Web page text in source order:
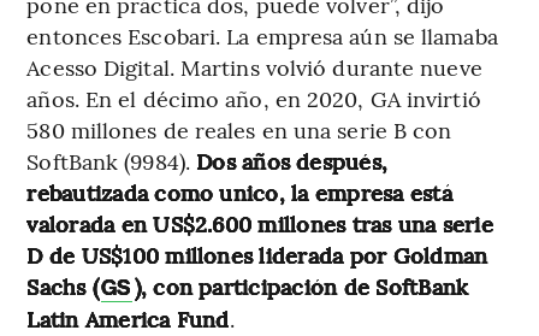
entonces Escobari. La empresa aún se llamaba
Acesso Digital. Martins volvió durante nueve
años. En el décimo año, en 2020, GA invirtió
580 millones de reales en una serie B con
SoftBank (9984). Dos años después,
rebautizada como unico, la empresa está
valorada en US$2.600 millones tras una serie
D de US$100 millones liderada por Goldman
Sachs (GS), con participación de SoftBank
Latin America Fund.